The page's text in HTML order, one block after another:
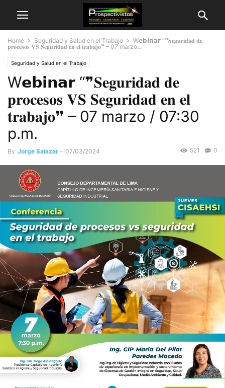
Home Seguridad y Salud en el Trabajo
W𝗲𝗯𝗶𝗻𝗮𝗿 “❞𝐒𝐞𝐠𝐮𝐫𝐢𝐝𝐚𝐝 𝐝𝐞
𝐩𝐫𝐨𝐜𝐞𝐬𝐨𝐬 𝐕𝐒 𝐒𝐞𝐠𝐮𝐫𝐢𝐝𝐚𝐝 𝐞𝐧 𝐞𝐥 𝐭𝐫𝐚𝐛𝐚𝐣𝐨❞ – 07 marzo...
Seguridad y Salud en el Trabajo
W𝗲𝗯𝗶𝗻𝗮𝗿 “❞𝐒𝐞𝐠𝐮𝐫𝐢𝐝𝐚𝐝 𝐝𝐞
𝐩𝐫𝐨𝐜𝐞𝐬𝐨𝐬 𝐕𝐒 𝐒𝐞𝐠𝐮𝐫𝐢𝐝𝐚𝐝 𝐞𝐧 𝐞𝐥
𝐭𝐫𝐚𝐛𝐚𝐣𝐨❞ – 07 marzo / 07:30
p.m.
By Jorge Salazar - 07/03/2024 0
521